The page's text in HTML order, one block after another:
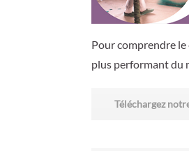
Pour comprendre le
plus performant du
Téléchargez